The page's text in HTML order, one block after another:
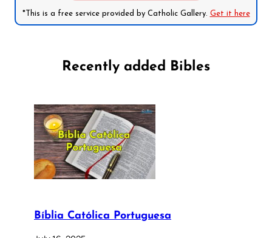
*This is a free service provided by Catholic Gallery. Get it here
Recently added Bibles
Bíblia Católica Portuguesa